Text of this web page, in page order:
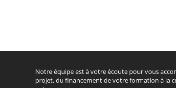
Notre équipe est à votre écoute pour vous
projet, du financement de votre formation à la